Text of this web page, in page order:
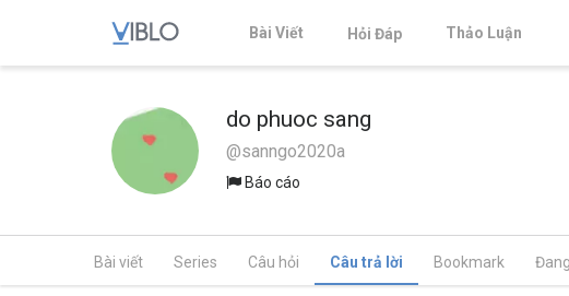
Bài Viết Hỏi Đáp Thảo Luận
do phuoc sang
@sanngo2020a
Báo cáo
Bài viết Series Câu hỏi Câu trả lời Bookmark